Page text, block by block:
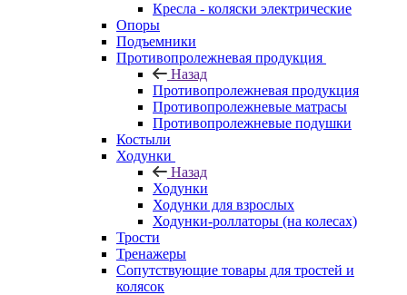
Кресла - коляски электрические
Опоры
Подъемники
Противопролежневая продукция
Назад
Противопролежневая продукция
Противопролежневые матрасы
Противопролежневые подушки
Костыли
Ходунки
Назад
Ходунки
Ходунки для взрослых
Ходунки-роллаторы (на колесах)
Трости
Тренажеры
Сопутствующие товары для тростей и
колясок